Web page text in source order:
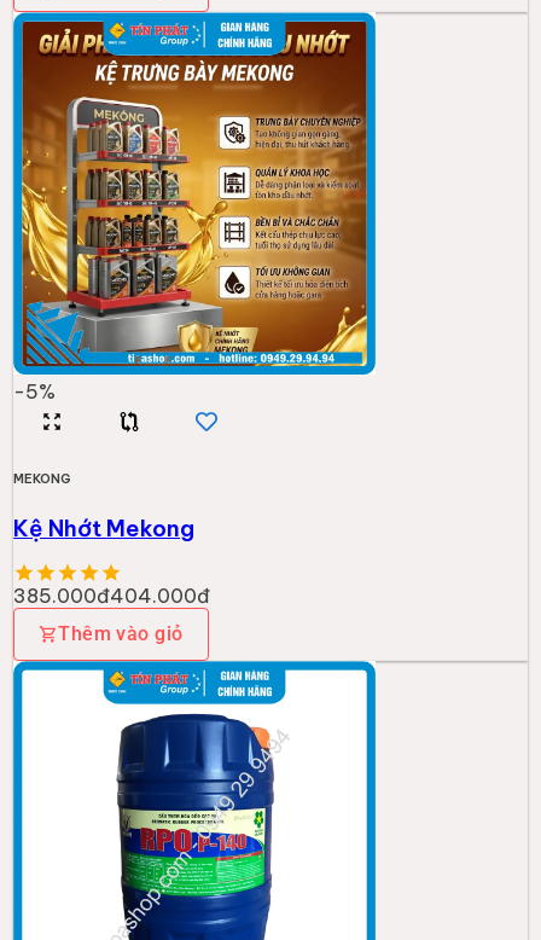
-5%
MEKONG
Kệ Nhớt Mekong
385.000đ404.000đ
Thêm vào giỏ